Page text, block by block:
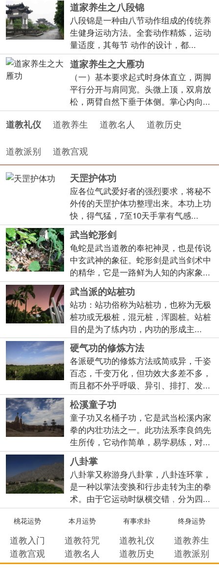
道家养生之八段锦
八段锦是一种由八节动作组成的传统养
生健身运动方法。全套动作精炼，运动
量适度，其每节 动作的设计，都...
道家养生之大雁功
（一）基本要求起式时身体直立，两脚
平行分开与肩同宽。头微上顶，双肩放
松，两臂自然下垂于体侧。掌心内向...
道教礼仪 道教养生 道教名人 道教历史
道教派别 道教宫观
天罡护体功
应各位气武爱好者的强烈要求，将秘不
外传的天罡护体功整理出来。本功上功
快，得气猛，7至10天手掌有气感...
武当蛇形剑
龟蛇是武当道教的奉祀神灵，也是传说
中玄武神的象征。蛇形剑是武当剑术中
的精华，它是一路鲜为人知的内家象...
武当派的站桩功
站功：站功俗称为站桩功，也称为无极
桩功或无极桩，混元桩，浑圆桩。站桩
目的是为了练内功，内功的形成主...
硬气功的修炼方法
各派硬气功的修炼方法或简或异，千姿
百态，千变万化，但功效大多差不多，
而且都不外乎呼吸、异引、排打、发...
松溪童子功
童子功又名桶子功，它是武当松溪内家
拳的内壮功法之一。此功法系李良鸽先
生所传，它动作简单，易学易练，对...
八卦掌
八卦掌又称游身八卦掌，八卦连环掌，
是一种以掌法变换和行步走转为主的拳
术。由于它运动时纵横交错﹐分为四...
桃花运势 本月运势 有事求卦 终身运势
道教入门 道教符咒 道教礼仪
道教养生
道教宫观
道教名人 道教历史 道教派别